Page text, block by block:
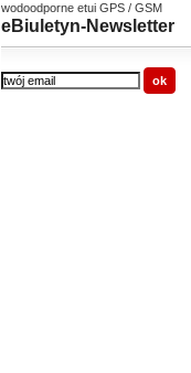
wodoodporne etui GPS / GSM
inne
eBiuletyn-Newsletter